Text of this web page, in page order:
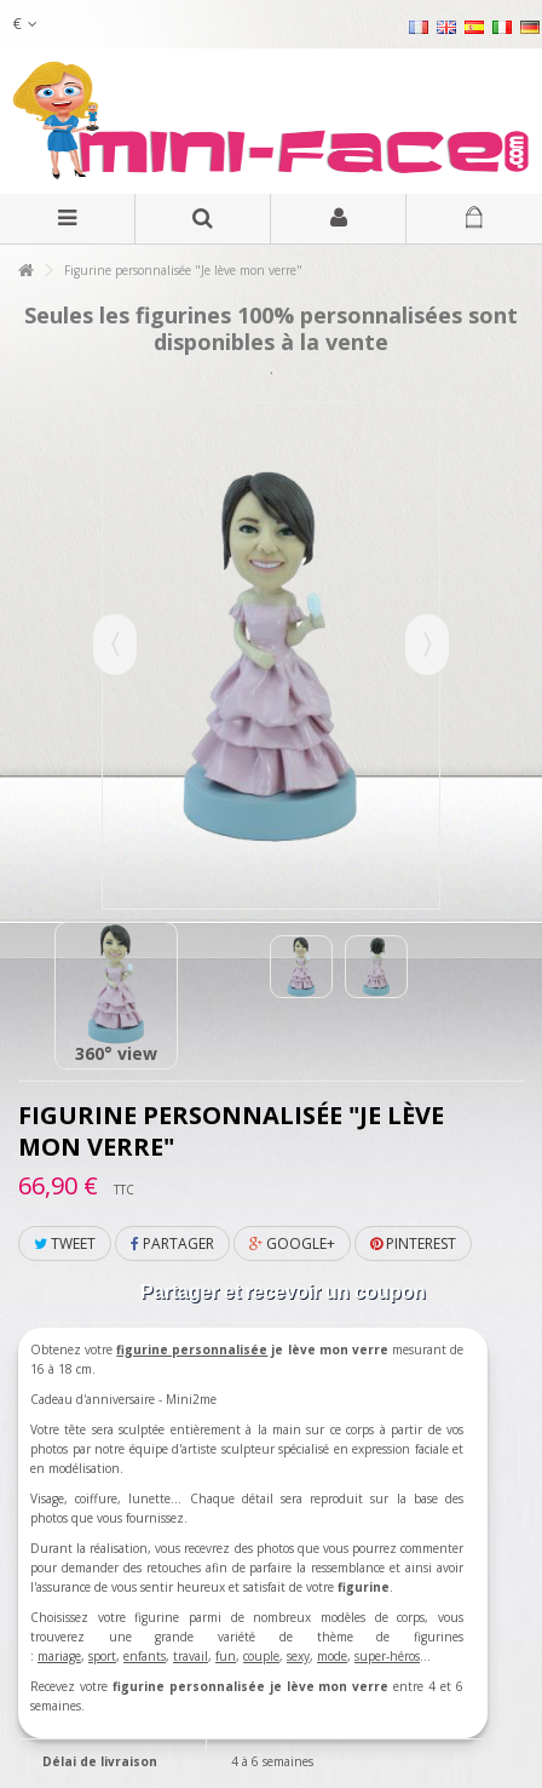
€
Figurine personnalisée "Je lève mon verre"
Seules les figurines 100% personnalisées sont
disponibles à la vente
.
360° view
FIGURINE PERSONNALISÉE "JE LÈVE
MON VERRE"
66,90 €
TTC
TWEET PARTAGER GOOGLE+ PINTEREST
Partager et recevoir un coupon
Obtenez votrefigurine personnalisée je lève mon verre mesurant de
16 à 18 cm.
Cadeau d'anniversaire - Mini2me
Votre tête sera sculptée entièrement à la main sur ce corps à partir de vos
photos par notre équipe d'artiste sculpteur spécialisé en expression faciale et
en modélisation.
Visage, coiffure, lunette... Chaque détail sera reproduit sur la base des
photos que vous fournissez.
Durant la réalisation, vous recevrez des photos que vous pourrez commenter
pour demander des retouches afin de parfaire la ressemblance et ainsi avoir
l'assurance de vous sentir heureux et satisfait de votre figurine.
Choisissez votre figurine parmi de nombreux modèles de corps, vous
trouverez une grande variété de thème de figurines
: mariage, sport, enfants, travail, fun, couple, sexy, mode, super-héros…
Recevez votre figurine personnalisée je lève mon verre entre 4 et 6
semaines.
Délai de livraison 4 à 6 semaines